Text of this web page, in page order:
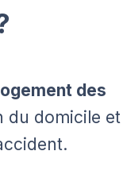
des
du domicile et